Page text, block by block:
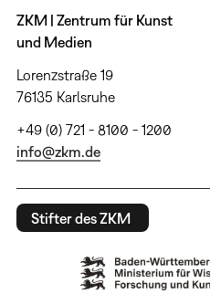
ZKM | Zentrum für Kunst
und Medien
Lorenzstraße 19
76135 Karlsruhe
+49 (0) 721 - 8100 - 1200
info@zkm.de
Stifter des ZKM